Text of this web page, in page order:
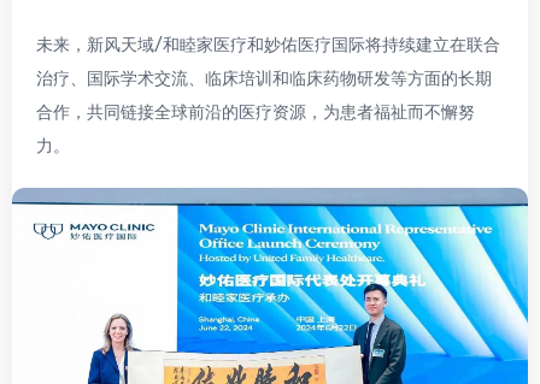
未来，新风天域/和睦家医疗和妙佑医疗国际将持续建立在联合
治疗、国际学术交流、临床培训和临床药物研发等方面的长期
合作，共同链接全球前沿的医疗资源，为患者福祉而不懈努
力。